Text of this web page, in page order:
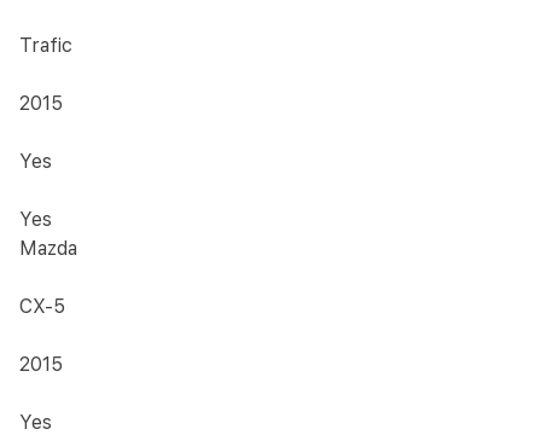
Trafic
2015
Yes
Yes
Mazda
CX-5
2015
Yes